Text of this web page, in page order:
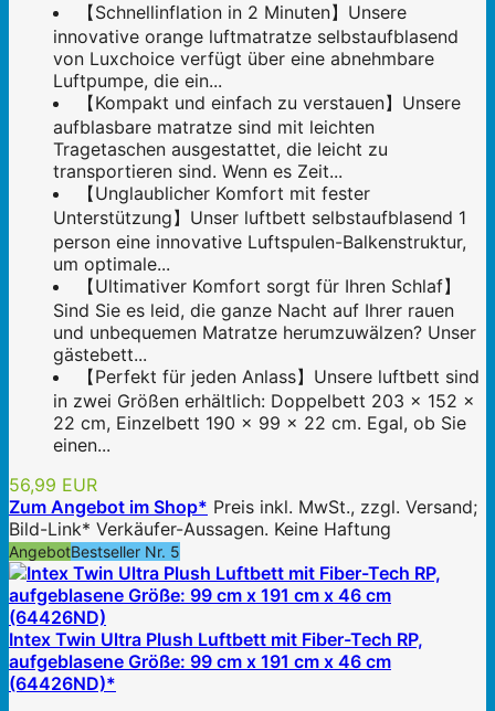
【Schnellinflation in 2 Minuten】Unsere
innovative orange luftmatratze selbstaufblasend
von Luxchoice verfügt über eine abnehmbare
Luftpumpe, die ein...
【Kompakt und einfach zu verstauen】Unsere
aufblasbare matratze sind mit leichten
Tragetaschen ausgestattet, die leicht zu
transportieren sind. Wenn es Zeit...
【Unglaublicher Komfort mit fester
Unterstützung】Unser luftbett selbstaufblasend 1
person eine innovative Luftspulen-Balkenstruktur,
um optimale...
【Ultimativer Komfort sorgt für Ihren Schlaf】
Sind Sie es leid, die ganze Nacht auf Ihrer rauen
und unbequemen Matratze herumzuwälzen? Unser
gästebett...
【Perfekt für jeden Anlass】Unsere luftbett sind
in zwei Größen erhältlich: Doppelbett 203 x 152 x
22 cm, Einzelbett 190 x 99 x 22 cm. Egal, ob Sie
einen...
56,99 EUR
Zum Angebot im Shop* Preis inkl. MwSt., zzgl. Versand;
Bild-Link* Verkäufer-Aussagen. Keine Haftung
AngebotBestseller Nr. 5
Intex Twin Ultra Plush Luftbett mit Fiber-Tech RP,
aufgeblasene Größe: 99 cm x 191 cm x 46 cm
(64426ND)*